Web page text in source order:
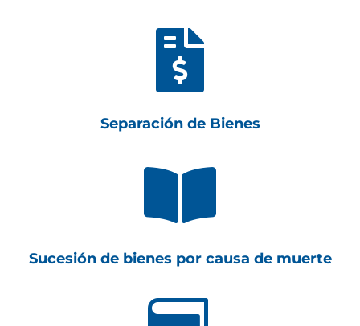

Separación de Bienes

Sucesión de bienes por causa de muerte